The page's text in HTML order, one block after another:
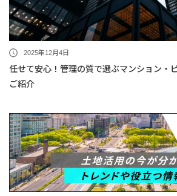
2025年12月4日
任せて安心！管理の質で選ぶマンション・
ご紹介